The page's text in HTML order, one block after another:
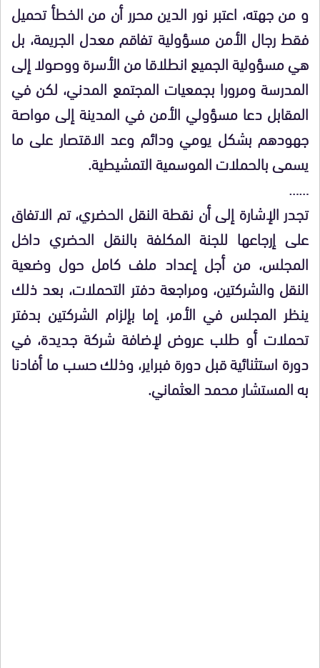
و من جهته، اعتبر نور الدين محرر أن من الخطأ تحميل
فقط رجال الأمن مسؤولية تفاقم معدل الجريمة، بل
هي مسؤولية الجميع انطلاقا من الأسرة ووصولا إلى
المدرسة ومرورا بجمعيات المجتمع المدني، لكن في
المقابل دعا مسؤولي الأمن في المدينة إلى مواصة
جهودهم بشكل يومي ودائم وعد الاقتصار على ما
يسمى بالحملات الموسمية التمشيطية.
……
تجدر الإشارة إلى أن نقطة النقل الحضري، تم الاتفاق
على إرجاعها للجنة المكلفة بالنقل الحضري داخل
المجلس، من أجل إعداد ملف كامل حول وضعية
النقل والشركتين، ومراجعة دفتر التحملات، بعد ذلك
ينظر المجلس في الأمر، إما بإلزام الشركتين بدفتر
تحملات أو طلب عروض لإضافة شركة جديدة، في
دورة استثنائية قبل دورة فبراير، وذلك حسب ما أفادنا
به المستشار محمد العثماني.